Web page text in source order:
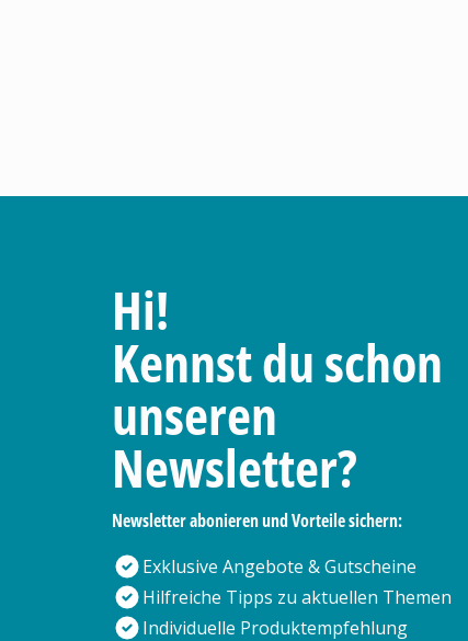
Hi!
Kennst du schon
unseren
Newsletter?
Newsletter abonieren und Vorteile sichern:
Exklusive Angebote & Gutscheine
Hilfreiche Tipps zu aktuellen Themen
Individuelle Produktempfehlung